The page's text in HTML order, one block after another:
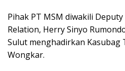
Pihak PT MSM diwakili
Relation, Herry Sinyo
Sulut menghadirkan Kasubag
Wongkar.